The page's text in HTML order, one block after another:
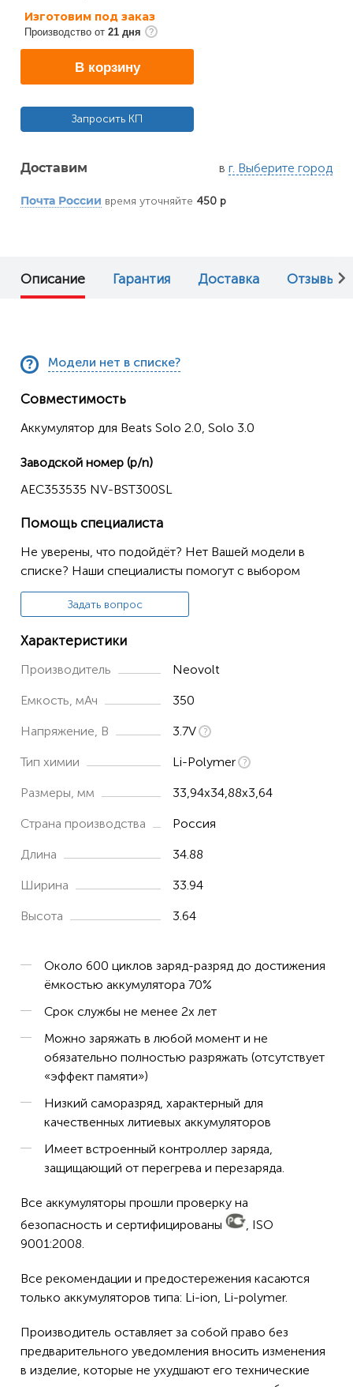
Изготовим под заказ
Производство от 21 дня
В корзину
Запросить КП
Доставим в г. Выберите город
Почта России время уточняйте 450 р
Описание Гарантия Доставка Отзывы (0)
Модели нет в списке?
Совместимость
Аккумулятор для Beats Solo 2.0, Solo 3.0
Заводской номер (p/n)
AEC353535 NV-BST300SL
Помощь специалиста
Не уверены, что подойдёт? Нет Вашей модели в
списке? Наши специалисты помогут с выбором
Задать вопрос
Характеристики
Производитель Neovolt
Емкость, мАч 350
Напряжение, В 3.7V
Тип химии Li-Polymer
Размеры, мм 33,94x34,88x3,64
Страна производства Россия
Длина 34.88
Ширина 33.94
Высота 3.64
Около 600 циклов заряд-разряд до достижения
ёмкостью аккумулятора 70%
Срок службы не менее 2х лет
Можно заряжать в любой момент и не
обязательно полностью разряжать (отсутствует
«эффект памяти»)
Низкий саморазряд, характерный для
качественных литиевых аккумуляторов
Имеет встроенный контроллер заряда,
защищающий от перегрева и перезаряда.
Все аккумуляторы прошли проверку на
безопасность и сертифицированы
, ISO
9001:2008.
Все рекомендации и предостережения касаются
только аккумуляторов типа: Li-ion, Li-polymer.
Производитель оставляет за собой право без
предварительного уведомления вносить изменения
в изделие, которые не ухудшают его технические